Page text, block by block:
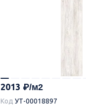
2013
Код УТ-00018897